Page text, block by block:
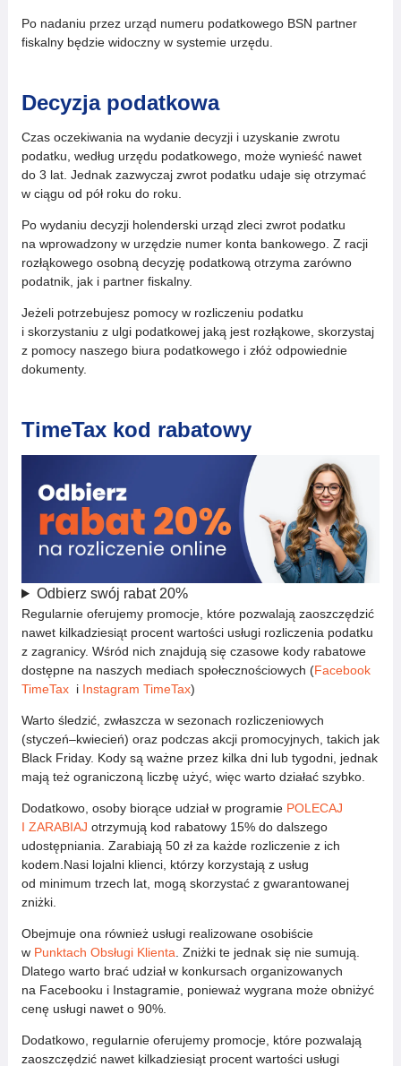
Po nadaniu przez urząd numeru podatkowego BSN partner
fiskalny będzie widoczny w systemie urzędu.
Decyzja podatkowa
Czas oczekiwania na wydanie decyzji i uzyskanie zwrotu
podatku, według urzędu podatkowego, może wynieść nawet
do 3 lat. Jednak zazwyczaj zwrot podatku udaje się otrzymać
w ciągu od pół roku do roku.
Po wydaniu decyzji holenderski urząd zleci zwrot podatku
na wprowadzony w urzędzie numer konta bankowego. Z racji
rozłąkowego osobną decyzję podatkową otrzyma zarówno
podatnik, jak i partner fiskalny.
Jeżeli potrzebujesz pomocy w rozliczeniu podatku
i skorzystaniu z ulgi podatkowej jaką jest rozłąkowe, skorzystaj
z pomocy naszego biura podatkowego i złóż odpowiednie
dokumenty.
TimeTax kod rabatowy
Odbierz swój rabat 20%
Regularnie oferujemy promocje, które pozwalają zaoszczędzić
nawet kilkadziesiąt procent wartości usługi rozliczenia podatku
z zagranicy. Wśród nich znajdują się czasowe kody rabatowe
dostępne na naszych mediach społecznościowych (Facebook
TimeTaxi Instagram TimeTax)
Warto śledzić, zwłaszcza w sezonach rozliczeniowych
(styczeń–kwiecień) oraz podczas akcji promocyjnych, takich jak
Black Friday. Kody są ważne przez kilka dni lub tygodni, jednak
mają też ograniczoną liczbę użyć, więc warto działać szybko.
Dodatkowo, osoby biorące udział w programie POLECAJ
I ZARABIAJ otrzymują kod rabatowy 15% do dalszego
udostępniania. Zarabiają 50 zł za każde rozliczenie z ich
kodem.Nasi lojalni klienci, którzy korzystają z usług
od minimum trzech lat, mogą skorzystać z gwarantowanej
zniżki.
Obejmuje ona również usługi realizowane osobiście
w Punktach Obsługi Klienta . Zniżki te jednak się nie sumują.
Dlatego warto brać udział w konkursach organizowanych
na Facebooku i Instagramie, ponieważ wygrana może obniżyć
cenę usługi nawet o 90%.
Dodatkowo, regularnie oferujemy promocje, które pozwalają
zaoszczędzić nawet kilkadziesiąt procent wartości usługi